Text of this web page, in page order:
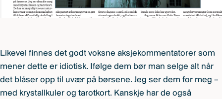
Likevel finnes det godt voksne aksjekommentatorer som
mener dette er idiotisk. Ifølge dem bør man selge alt når
det blåser opp til uvær på børsene. Jeg ser dem for meg –
med krystallkuler og tarotkort. Kanskje har de også